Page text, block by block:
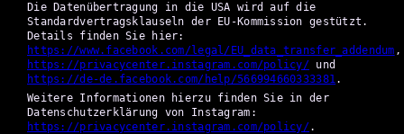
Die Datenübertragung in die USA wird auf die
Standardvertragsklauseln der EU-Kommission gestützt.
Details finden Sie hier:
https://www.facebook.com/legal/EU_data_transfer_addendum ,
https://privacycenter.instagram.com/policy/ und
https://de-de.facebook.com/help/566994660333381.
Weitere Informationen hierzu finden Sie in der
Datenschutzerklärung von Instagram:
https://privacycenter.instagram.com/policy/.